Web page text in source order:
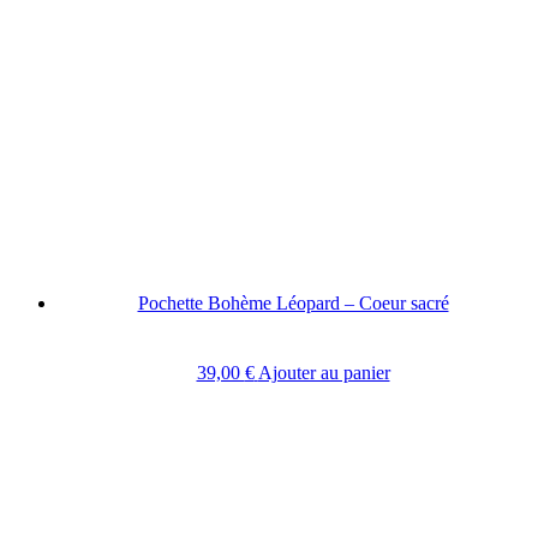
Pochette Bohème Léopard – Coeur sacré
39,00 € Ajouter au panier